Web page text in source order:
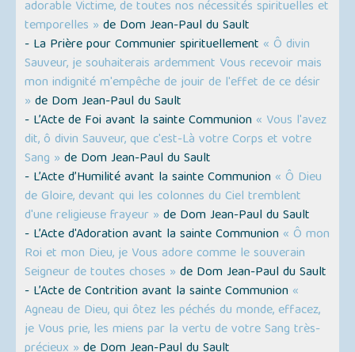
adorable Victime, de toutes nos nécessités spirituelles et
temporelles » de Dom Jean-Paul du Sault
- La Prière pour Communier spirituellement « Ô divin
Sauveur, je souhaiterais ardemment Vous recevoir mais
mon indignité m'empêche de jouir de l'effet de ce désir
» de Dom Jean-Paul du Sault
- L’Acte de Foi avant la sainte Communion « Vous l'avez
dit, ô divin Sauveur, que c'est-Là votre Corps et votre
Sang » de Dom Jean-Paul du Sault
- L’Acte d’Humilité avant la sainte Communion « Ô Dieu
de Gloire, devant qui les colonnes du Ciel tremblent
d'une religieuse frayeur » de Dom Jean-Paul du Sault
- L’Acte d'Adoration avant la sainte Communion « Ô mon
Roi et mon Dieu, je Vous adore comme le souverain
Seigneur de toutes choses » de Dom Jean-Paul du Sault
- L’Acte de Contrition avant la sainte Communion «
Agneau de Dieu, qui ôtez les péchés du monde, effacez,
je Vous prie, les miens par la vertu de votre Sang très-